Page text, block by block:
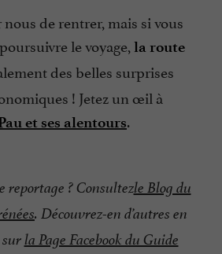
de rentrer, mais si vous
le voyage, la route
des belles surprises
! Jetez un œil à
et ses alentours.
reportage ? Consultezle Blog du
. Découvrez-en d’autres en
la Page Facebook du Guide